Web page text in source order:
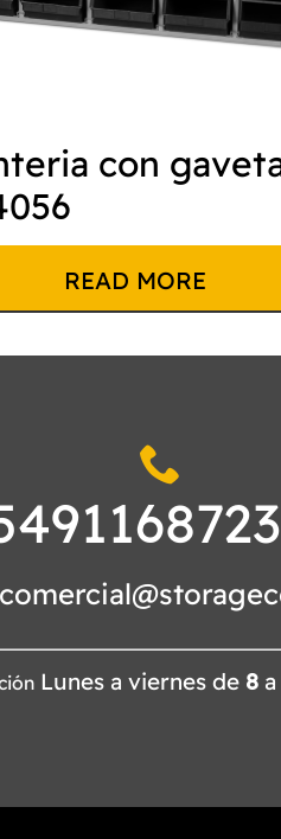
con
READ MORE
Lunes a viernes de 8 a